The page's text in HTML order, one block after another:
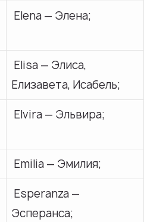
Elena — Элена;
Elisa — Элиса,
Елизавета, Исабель;
Elvira — Эльвира;
Emilia — Эмилия;
Esperanza —
Эсперанса;